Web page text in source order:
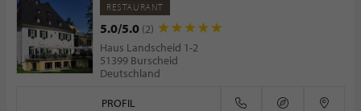
RESTAURANT
5.0/5.0 (2)
Haus Landscheid 1-2
51399 Burscheid
Deutschland
PROFIL